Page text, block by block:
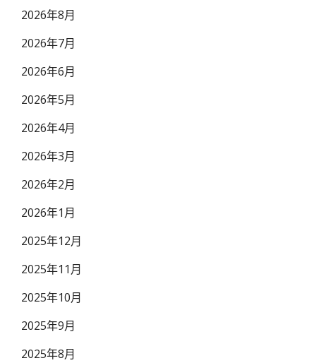
2026年8月
2026年7月
2026年6月
2026年5月
2026年4月
2026年3月
2026年2月
2026年1月
2025年12月
2025年11月
2025年10月
2025年9月
2025年8月